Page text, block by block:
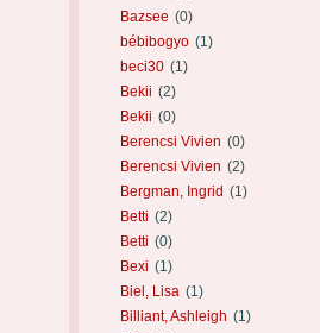
Bazsee (0)
bébibogyo (1)
beci30 (1)
Bekii (2)
Bekii (0)
Berencsi Vivien (0)
Berencsi Vivien (2)
Bergman, Ingrid (1)
Betti (2)
Betti (0)
Bexi (1)
Biel, Lisa (1)
Billiant, Ashleigh (1)